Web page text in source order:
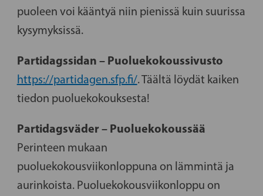
puoleen voi kääntyä niin pienissä kuin suurissa
kysymyksissä.
Partidagssidan – Puoluekokoussivusto
https://partidagen.sfp.fi/. Täältä löydät kaiken
tiedon puoluekokouksesta!
Partidagsväder – Puoluekokoussää
Perinteen mukaan
puoluekokousviikonloppuna on lämmintä ja
aurinkoista. Puoluekokousviikonloppu on